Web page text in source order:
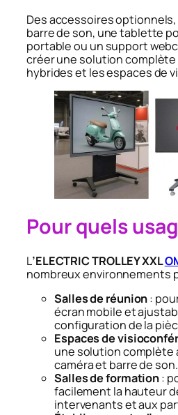
Des accessoires
barre de son, une tablette
portable ou un support
créer une solution
hybrides et les espaces de
Pour quels
L’ELECTRIC TROLLEY XXL
nombreux environnements
Salles de réunion:
écran mobile et
configuration de la
Espaces de
une solution complète
caméra et barre de son.
Salles de formation:
facilement la hauteur
intervenants et aux